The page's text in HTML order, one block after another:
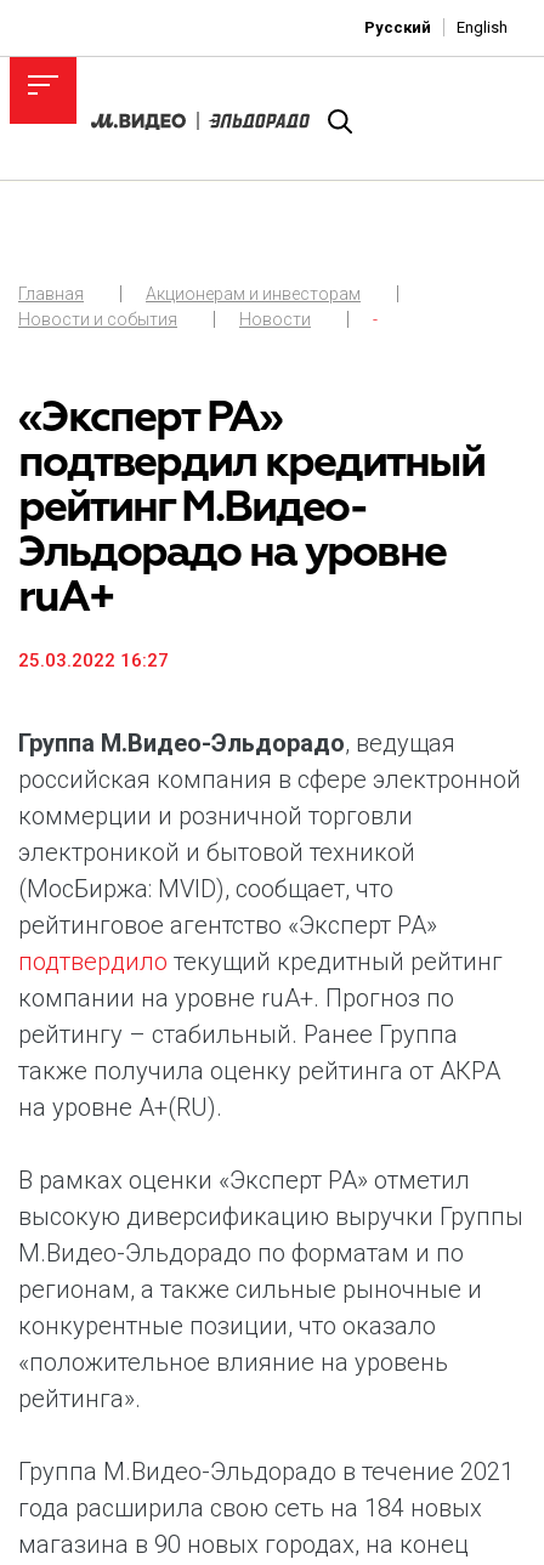
Русский English
Главная
Акционерам и инвесторам
Новости и события
Новости -
«Эксперт РА»
подтвердил кредитный
рейтинг М.Видео-
Эльдорадо на уровне
ruА+
25.03.2022 16:27
Группа М.Видео-Эльдорадо, ведущая
российская компания в сфере электронной
коммерции и розничной торговли
электроникой и бытовой техникой
(МосБиржа: MVID), сообщает, что
рейтинговое агентство «Эксперт РА»
подтвердило текущий кредитный рейтинг
компании на уровне ruA+. Прогноз по
рейтингу – стабильный. Ранее Группа
также получила оценку рейтинга от АКРА
на уровне A+(RU).
В рамках оценки «Эксперт РА» отметил
высокую диверсификацию выручки Группы
М.Видео-Эльдорадо по форматам и по
регионам, а также сильные рыночные и
конкурентные позиции, что оказало
«положительное влияние на уровень
рейтинга».
Группа М.Видео-Эльдорадо в течение 2021
года расширила свою сеть на 184 новых
магазина в 90 новых городах, на конец